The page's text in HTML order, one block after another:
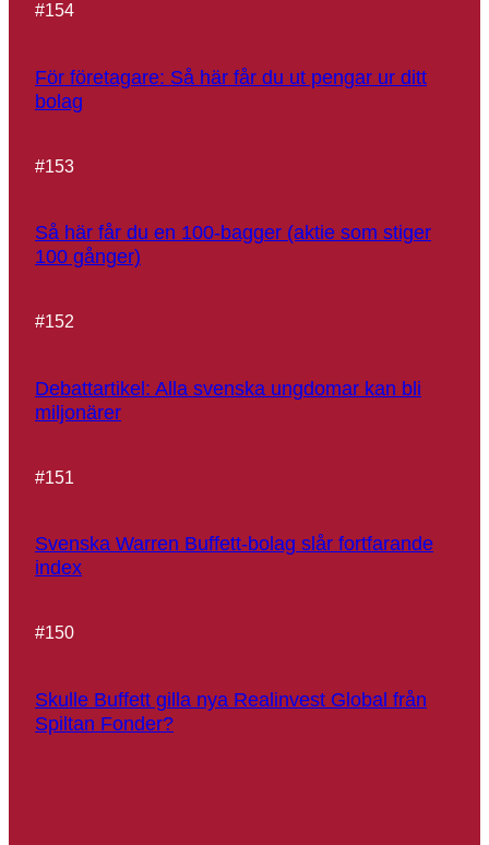
#154
För företagare: Så här får du ut pengar ur ditt
bolag
#153
Så här får du en 100-bagger (aktie som stiger
100 gånger)
#152
Debattartikel: Alla svenska ungdomar kan bli
miljonärer
#151
Svenska Warren Buffett-bolag slår fortfarande
index
#150
Skulle Buffett gilla nya Realinvest Global från
Spiltan Fonder?